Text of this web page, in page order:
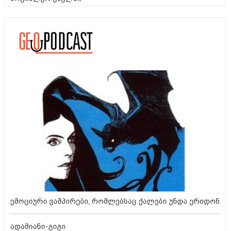
ემოციური ვამპირები, რომლებსაც ქალები უნდა ერიდონ
ადამიანი-გიგი